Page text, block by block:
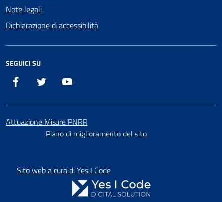
Note legali
Dichiarazione di accessibilità
SEGUICI SU
Facebook
Attuazione Misure PNRR
Piano di miglioramento del sito
Sito web a cura di Yes I Code